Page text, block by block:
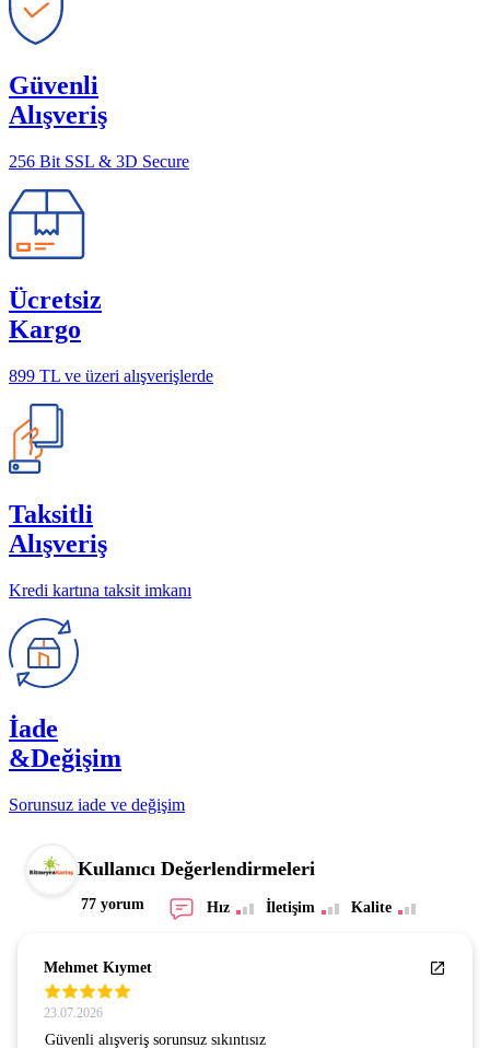
Güvenli
Alışveriş
256 Bit SSL & 3D Secure
Ücretsiz
Kargo
899 TL ve üzeri alışverişlerde
Taksitli
Alışveriş
Kredi kartına taksit imkanı
İade
&Değişim
Sorunsuz iade ve değişim
Kullanıcı Değerlendirmeleri
77 yorum Hız İletişim Kalite
Mehmet Kıymet
23.07.2026
Güvenli alışveriş sorunsuz sıkıntısız